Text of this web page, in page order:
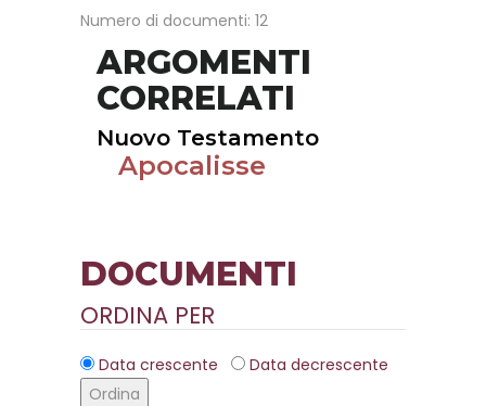
Numero di documenti: 12
ARGOMENTI
CORRELATI
Nuovo Testamento
Apocalisse
DOCUMENTI
ORDINA PER
Data crescente
Data decrescente
Ordina